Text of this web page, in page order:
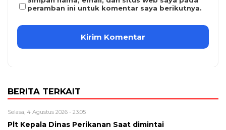
peramban ini untuk komentar saya berikutnya.
BERITA TERKAIT
Selasa, 4 Agustus 2026 - 23:05
Plt Kepala Dinas Perikanan Saat dimintai